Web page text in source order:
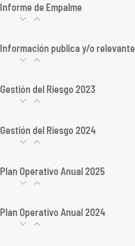
Informe de Empalme
Información publica y/o relevante
Gestión del Riesgo 2023
Gestión del Riesgo 2024
Plan Operativo Anual 2025
Plan Operativo Anual 2024